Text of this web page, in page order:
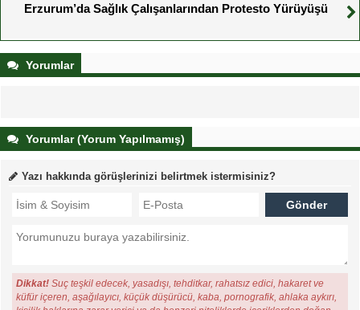
Erzurum’da Sağlık Çalışanlarından Protesto Yürüyüşü
Yorumlar
Yorumlar (Yorum Yapılmamış)
Yazı hakkında görüşlerinizi belirtmek istermisiniz?
Dikkat! Suç teşkil edecek, yasadışı, tehditkar, rahatsız edici, hakaret ve
küfür içeren, aşağılayıcı, küçük düşürücü, kaba, pornografik, ahlaka aykırı,